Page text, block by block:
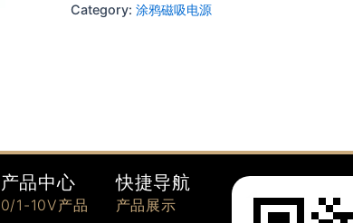
Category: 涂鸦磁吸电源
产品中心
0/1-10V产品
快捷导航
产品展示